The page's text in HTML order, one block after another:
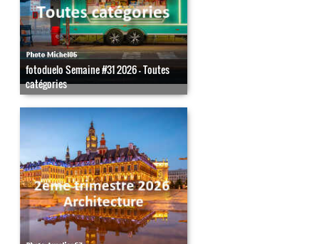
fotoduelo Semaine #31 2026 - Toutes
catégories